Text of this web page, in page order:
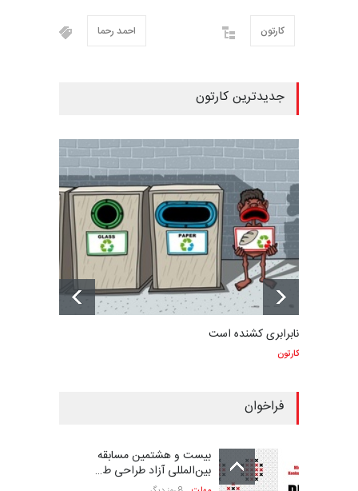
احمد رحما کارتون
جدیدترین کارتون
نابرابری کشنده است
کارتون
فراخوان
بیست و هشتمین مسابقه
بین‌المللی آزاد طراحی ط…